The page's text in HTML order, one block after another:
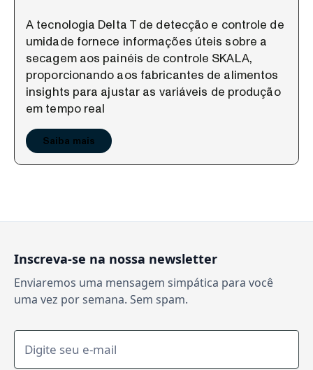
A tecnologia Delta T de detecção e controle de
umidade fornece informações úteis sobre a
secagem aos painéis de controle SKALA,
proporcionando aos fabricantes de alimentos
insights para ajustar as variáveis de produção
em tempo real
Saiba mais
Inscreva-se na nossa newsletter
Enviaremos uma mensagem simpática para você
uma vez por semana. Sem spam.